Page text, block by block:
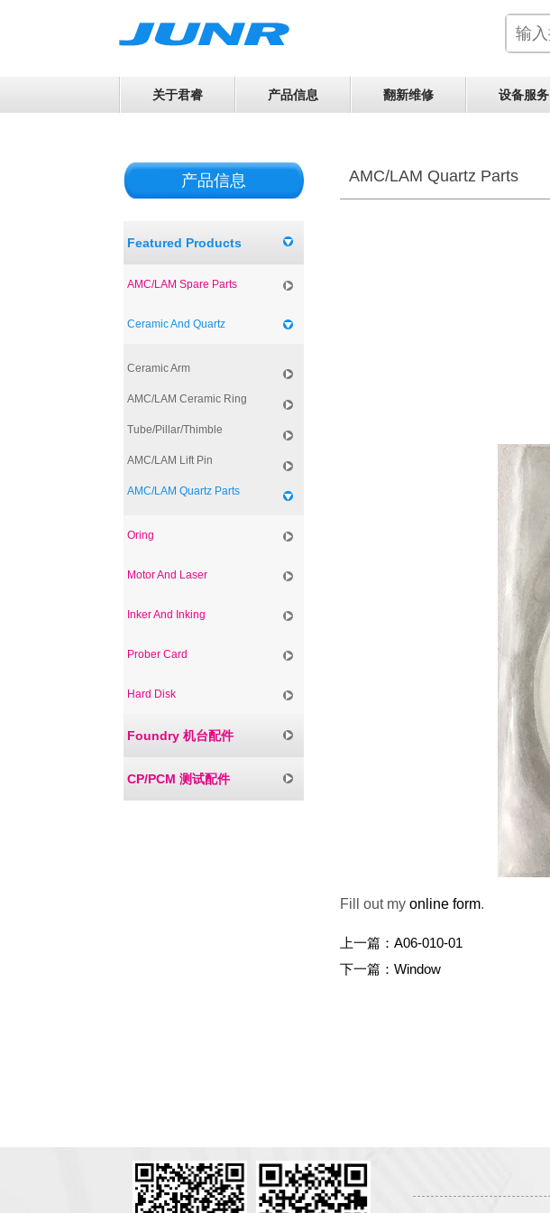
关于君睿 产品信息 翻新维修 设备服务
产品信息
Featured Products
AMC/LAM Spare Parts
Ceramic And Quartz
Ceramic Arm
AMC/LAM Ceramic Ring
Tube/Pillar/Thimble
AMC/LAM Lift Pin
AMC/LAM Quartz Parts
Oring
Motor And Laser
Inker And Inking
Prober Card
Hard Disk
Foundry 机台配件
CP/PCM 测试配件
AMC/LAM Quartz Parts
Fill out my online form.
上一篇： A06-010-01
下一篇： Window